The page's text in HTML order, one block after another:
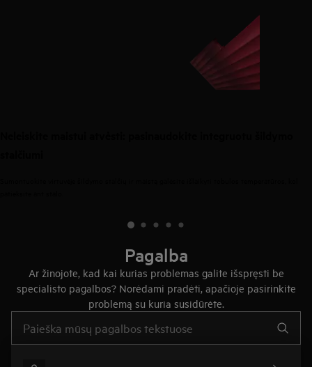
Pagalba
Ar žinojote, kad kai kurias problemas galite išspręsti be
specialisto pagalbos? Norėdami pradėti, apačioje pasirinkite
problemą su kuria susidūrėte.